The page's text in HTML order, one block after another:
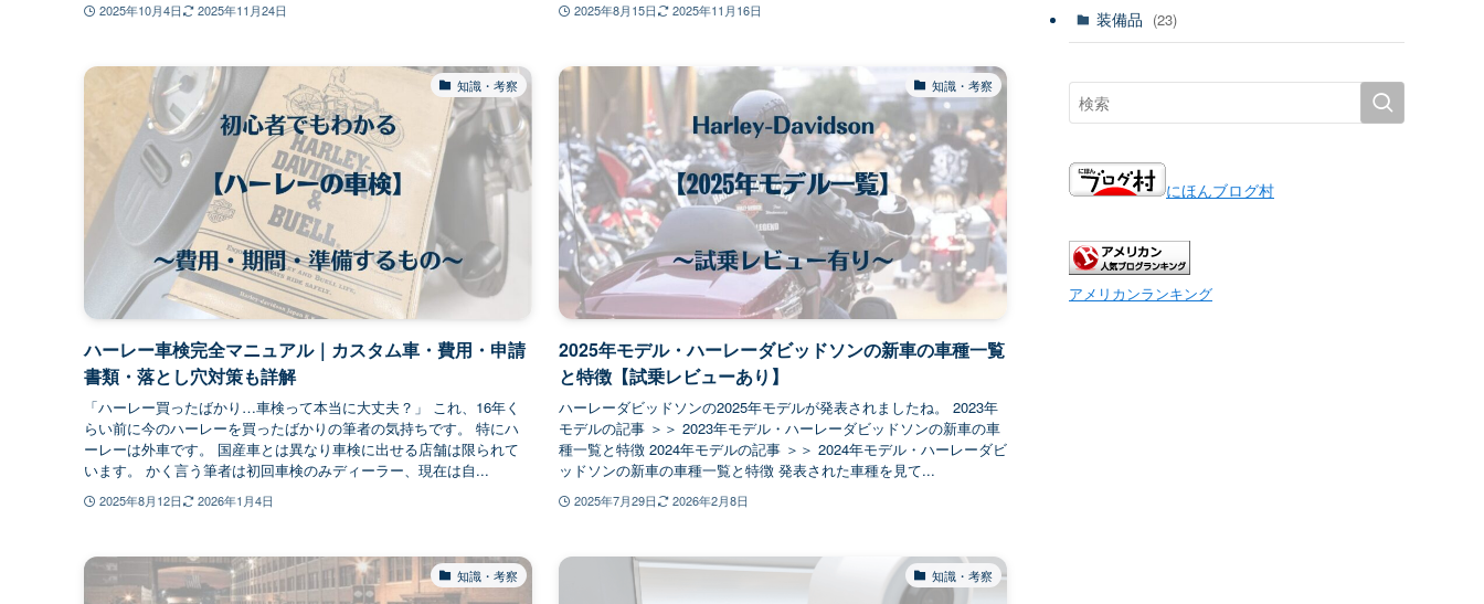
2025年10月4日 2025年11月24日 2025年8月15日 2025年11月16日
知識・考察
ハーレー車検完全マニュアル｜カスタム車・費用・申請
書類・落とし穴対策も詳解
「ハーレー買ったばかり…車検って本当に大丈夫？」 これ、16年く
らい前に今のハーレーを買ったばかりの筆者の気持ちです。 特にハ
ーレーは外車です。 国産車とは異なり車検に出せる店舗は限られて
います。 かく言う筆者は初回車検のみディーラー、現在は自...
2025年8月12日 2026年1月4日
知識・考察
2025年モデル・ハーレーダビッドソンの新車の車種一覧
と特徴【試乗レビューあり】
ハーレーダビッドソンの2025年モデルが発表されましたね。 2023年
モデルの記事 ＞＞ 2023年モデル・ハーレーダビッドソンの新車の車
種一覧と特徴 2024年モデルの記事 ＞＞ 2024年モデル・ハーレーダビ
ッドソンの新車の車種一覧と特徴 発表された車種を見て...
2025年7月29日 2026年2月8日
知識・考察 知識・考察
装備品 (23)
にほんブログ村
アメリカンランキング